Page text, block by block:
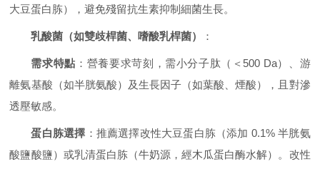
大豆蛋白胨），避免殘留抗生素抑制細菌生長。
乳酸菌（如雙歧桿菌、嗜酸乳桿菌） ：
需求特點 ：營養要求苛刻，需小分子肽（＜500 Da）、游
離氨基酸（如半胱氨酸）及生長因子（如葉酸、煙酸），且對滲
透壓敏感。
蛋白胨選擇 ：推薦選擇改性大豆蛋白胨（添加 0.1% 半胱氨
酸鹽酸鹽）或乳清蛋白胨（牛奶源，經木瓜蛋白酶水解）。改性